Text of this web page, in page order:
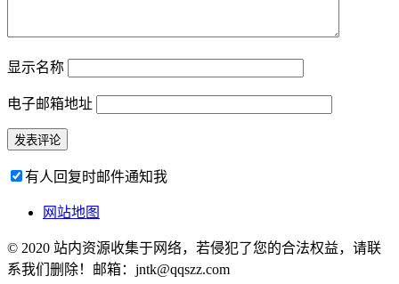
显示名称
电子邮箱地址
有人回复时邮件通知我
网站地图
© 2020 站内资源收集于网络，若侵犯了您的合法权益，请联
系我们删除！邮箱：jntk@qqszz.com